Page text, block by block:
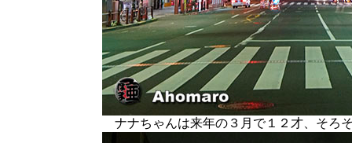
ナナちゃんは来年の３月で１２才、そろ